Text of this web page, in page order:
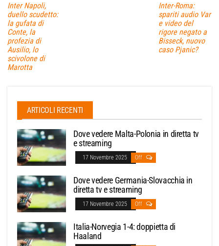
Inter Napoli,
duello scudetto:
la gufata di
Conte, la
profezia di
Ausilio, lo
scivolone di
Marotta
Inter-Roma:
spariti audio Var
e video del
rigore negato a
Bisseck, nuovo
caso Pjanic?
ARTICOLI RECENTI
Dove vedere Malta-Polonia in diretta tv
e streaming
17 Novembre 2025 Off
Dove vedere Germania-Slovacchia in
diretta tv e streaming
17 Novembre 2025 Off
Italia-Norvegia 1-4: doppietta di
Haaland